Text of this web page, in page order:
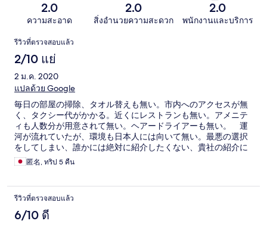
2.0
ความสะอาด
2.0
สิ่งอำนวยความสะดวก
2.0
พนักงานและบริการ
รีวิว
รีวิวที่ตรวจสอบแล้ว
2/10 แย่
2 ม.ค. 2020
แปลด้วย Google
毎日の部屋の掃除、タオル替えも無い。市内へのアクセスが無
く、タクシー代がかかる。近くにレストランも無い。アメニテ
ィも人数分が用意されて無い。ヘアードライアーも無い。 運
河が流れていたが、環境も日本人には向いて無い。最悪の選択
をしてしまい、誰かには絶対に紹介したくない、貴社の紹介に
も失望して、もう二度と貴社へお願いしません。
匿名, ทริป 5 คืน
รีวิวที่ตรวจสอบแล้ว
6/10 ดี